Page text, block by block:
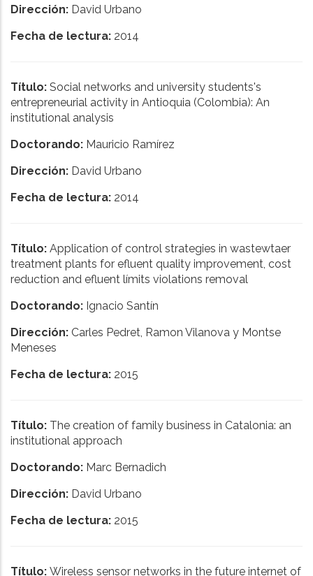
Dirección: David Urbano
Fecha de lectura: 2014
Título: Social networks and university students's
entrepreneurial activity in Antioquia (Colombia): An
institutional analysis
Doctorando: Mauricio Ramírez
Dirección: David Urbano
Fecha de lectura: 2014
Título: Application of control strategies in wastewtaer
treatment plants for efluent quality improvement, cost
reduction and efluent límits violations removal
Doctorando: Ignacio Santín
Dirección: Carles Pedret, Ramon Vilanova y Montse
Meneses
Fecha de lectura: 2015
Título: The creation of family business in Catalonia: an
institutional approach
Doctorando: Marc Bernadich
Dirección: David Urbano
Fecha de lectura: 2015
Título: Wireless sensor networks in the future internet of